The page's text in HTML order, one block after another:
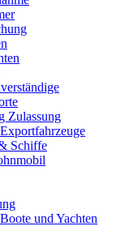
Zulassung
Schiffe
und Yachten